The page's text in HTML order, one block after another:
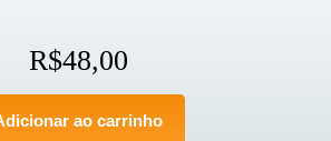
R$48,00
ao carrinho